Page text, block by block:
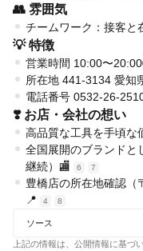
👥 雰囲気
チームワーク：接客と
💡 特徴
営業時間 10:00〜
所在地 441-3134 愛知
電話番号 0532-26-
❣️ お店・会社の想い
高品質な工具を手頃
全国展開のブランドと
継続）🏬
6 7
豊橋店の所在地確認（
📍
4 8
ソース
上記の情報は、公開情報に基づ